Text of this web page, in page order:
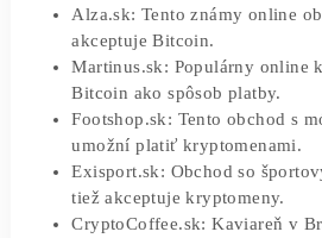
Ktoré obchody na
kryptomenou?
Na Slovensku už nájdeš
kryptomeny. Tu sú niektoré z nich:
Alza.sk: Tento známy
akceptuje Bitcoin.